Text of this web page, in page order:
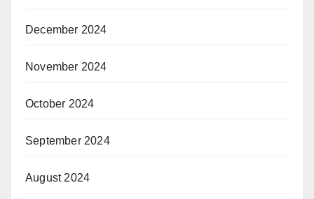
December 2024
November 2024
October 2024
September 2024
August 2024